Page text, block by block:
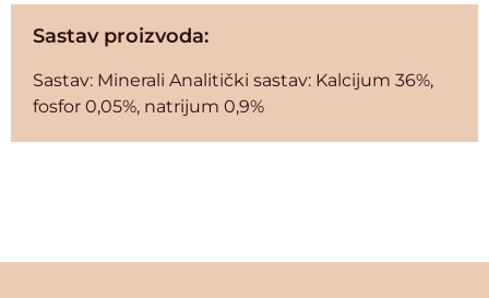
Sastav proizvoda:
Sastav: Minerali Analitički sastav: Kalcijum 36%,
fosfor 0,05%, natrijum 0,9%